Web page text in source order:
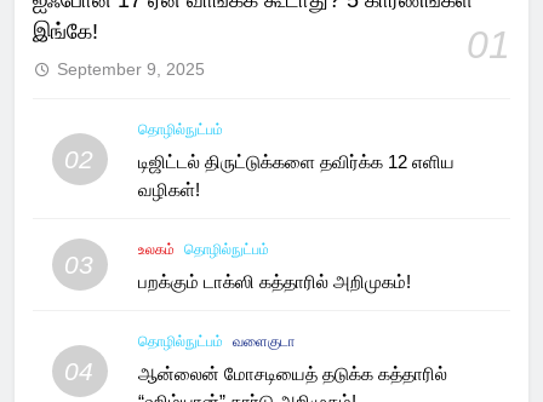
இங்கே!
01
September 9, 2025
02
தொழில்நுட்பம்
டிஜிட்டல் திருட்டுக்களை தவிர்க்க 12 எளிய
வழிகள்!
03
உலகம் தொழில்நுட்பம்
பறக்கும் டாக்ஸி கத்தாரில் அறிமுகம்!
04
தொழில்நுட்பம் வளைகுடா
ஆன்லைன் மோசடியைத் தடுக்க கத்தாரில்